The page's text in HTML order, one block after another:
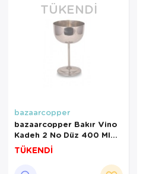
TÜKENDI
bazaarcopper
bazaarcopper Bakır Vino
Kadeh 2 No Düz 400 Ml
4lü Takım Nikel
bazaarcopper0457-42
TÜKENDİ